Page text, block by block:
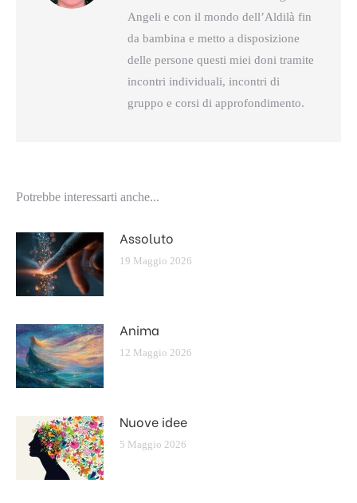
Angeli e con il mondo dell’Aldilà fin
da bambina e metto a disposizione
delle persone questi miei doni tramite
incontri individuali, incontri di
gruppo e corsi di approfondimento.
Potrebbe interessarti anche...
Assoluto
19 Maggio 2026
Anima
12 Maggio 2026
Nuove idee
5 Maggio 2026